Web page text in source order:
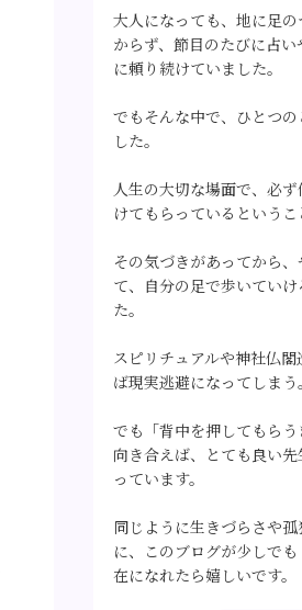
大人になっても、地に足
からず、節目のたびに占
に頼り続けていました。
でもそんな中で、ひとつ
した。
人生の大切な場面で、必
けてもらっているというこ
その気づきがあってから
て、自分の足で歩いてい
た。
スピリチュアルや神社仏
ば現実逃避になってしまう。
でも「背中を押してもら
向き合えば、とても良い
っています。
同じように生きづらさや
に、このブログが少しで
在になれたら嬉しいです。